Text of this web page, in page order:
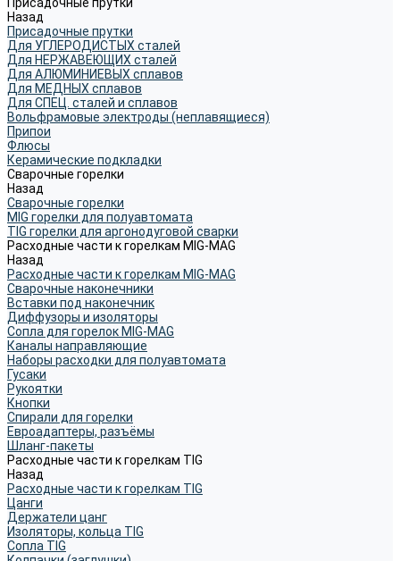
Назад
Присадочные прутки
Для УГЛЕРОДИСТЫХ сталей
Для НЕРЖАВЕЮЩИХ сталей
Для АЛЮМИНИЕВЫХ сплавов
Для МЕДНЫХ сплавов
Для СПЕЦ. сталей и сплавов
Вольфрамовые электроды (неплавящиеся)
Припои
Флюсы
Керамические подкладки
Сварочные горелки
Назад
Сварочные горелки
MIG горелки для полуавтомата
TIG горелки для аргонодуговой сварки
Расходные части к горелкам MIG-MAG
Назад
Расходные части к горелкам MIG-MAG
Сварочные наконечники
Вставки под наконечник
Диффузоры и изоляторы
Сопла для горелок MIG-MAG
Каналы направляющие
Наборы расходки для полуавтомата
Гусаки
Рукоятки
Кнопки
Спирали для горелки
Евроадаптеры, разъёмы
Шланг-пакеты
Расходные части к горелкам TIG
Назад
Расходные части к горелкам TIG
Цанги
Держатели цанг
Изоляторы, кольца TIG
Сопла TIG